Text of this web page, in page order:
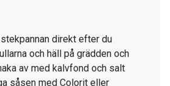
direkt efter du
och häll på grädden och
av med kalvfond och salt
såsen med Colorit eller